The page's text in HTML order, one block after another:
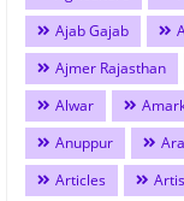
Ajab Gajab
Ajmer Rajasthan
Alwar
Anuppur
Articles